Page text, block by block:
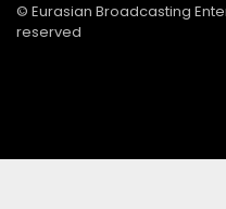
© Eurasian Broadcasting
reserved